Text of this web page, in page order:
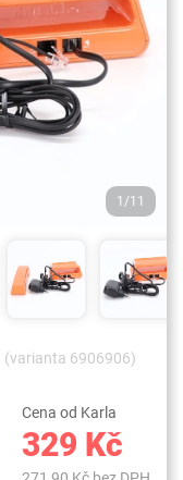
1/11
(varianta 6906906)
Cena od Karla
329 Kč